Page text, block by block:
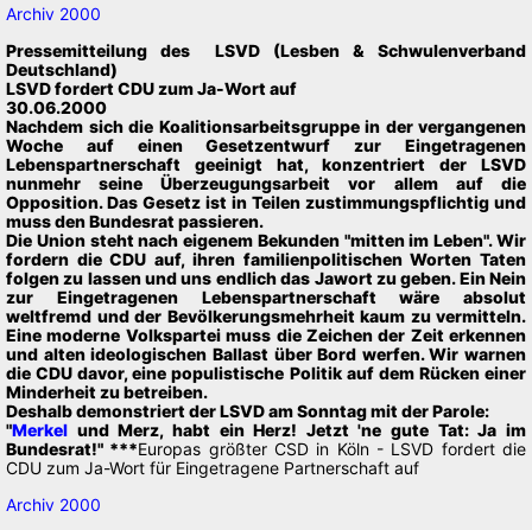
Archiv 2000
Pressemitteilung des LSVD (Lesben & Schwulenverband
Deutschland)
LSVD fordert CDU zum Ja-Wort auf
30.06.2000
Nachdem sich die Koalitionsarbeitsgruppe in der vergangenen
Woche auf einen Gesetzentwurf zur Eingetragenen
Lebenspartnerschaft geeinigt hat, konzentriert der LSVD
nunmehr seine Überzeugungsarbeit vor allem auf die
Opposition. Das Gesetz ist in Teilen zustimmungspflichtig und
muss den Bundesrat passieren.
Die Union steht nach eigenem Bekunden "mitten im Leben". Wir
fordern die CDU auf, ihren familienpolitischen Worten Taten
folgen zu lassen und uns endlich das Jawort zu geben. Ein Nein
zur Eingetragenen Lebenspartnerschaft wäre absolut
weltfremd und der Bevölkerungsmehrheit kaum zu vermitteln.
Eine moderne Volkspartei muss die Zeichen der Zeit erkennen
und alten ideologischen Ballast über Bord werfen. Wir warnen
die CDU davor, eine populistische Politik auf dem Rücken einer
Minderheit zu betreiben.
Deshalb demonstriert der LSVD am Sonntag mit der Parole:
"Merkel und Merz, habt ein Herz! Jetzt 'ne gute Tat: Ja im
Bundesrat!" ***Europas größter CSD in Köln - LSVD fordert die
CDU zum Ja-Wort für Eingetragene Partnerschaft auf
Archiv 2000